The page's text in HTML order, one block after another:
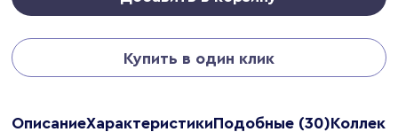
Купить в один клик
ОписаниеХарактеристикиПодобные (30)